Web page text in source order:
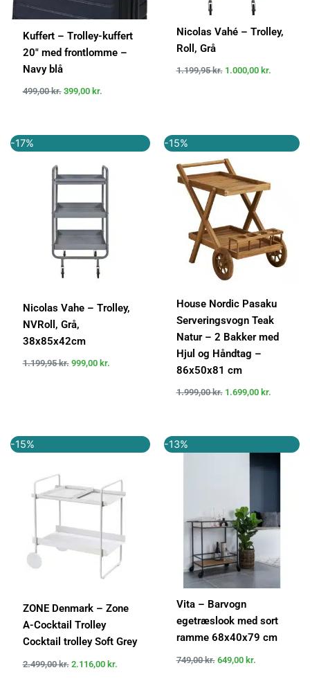
Kuffert – Trolley-kuffert
20″ med frontlomme –
Navy blå
499,00kr. 399,00 kr.
Nicolas Vahé – Trolley,
Roll, Grå
1.199,95kr. 1.000,00 kr.
-17%
Nicolas Vahe – Trolley,
NVRoll, Grå,
38x85x42cm
1.199,95kr.
oprindelige
var:
1.199,95 kr..
999,00 kr.
aktuelle
-15%
House Nordic Pasaku
Serveringsvogn Teak
Natur – 2 Bakker med
Hjul og Håndtag –
86x50x81 cm
1.999,00kr.
oprindelige
pris
var:
1.999,00 kr..
1.699,00 kr.
aktuelle
1.699,00
-15%
ZONE Denmark – Zone
A-Cocktail Trolley
Cocktail trolley Soft Grey
2.499,00kr.
oprindelige
2.499,00 kr..
2.116,00 kr.
aktuelle
-13%
Vita – Barvogn
egetræslook med sort
ramme 68x40x79 cm
749,00kr.
oprindelige
649,00 kr.
aktuelle
pris